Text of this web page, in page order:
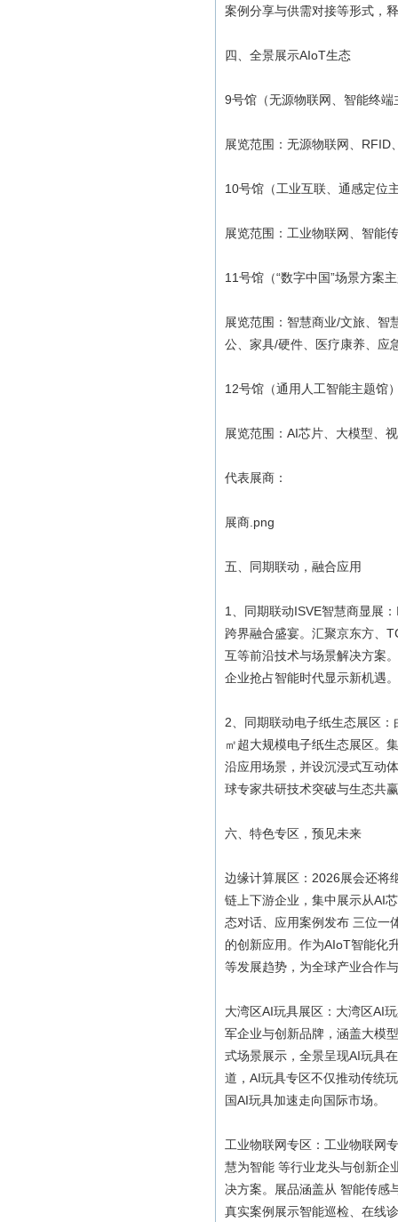
案例分享与供需对接等形式，
四、全景展示AIoT生态
9号馆（无源物联网、智能终端
展览范围：无源物联网、RFID
10号馆（工业互联、通感定位
展览范围：工业物联网、智能
11号馆（“数字中国”场景方案
展览范围：智慧商业/文旅、智
公、家具/硬件、医疗康养、应
12号馆（通用人工智能主题馆
展览范围：AI芯片、大模型、
代表展商：
展商.png
五、同期联动，融合应用
1、同期联动ISVE智慧商显展
跨界融合盛宴。汇聚京东方、
互等前沿技术与场景解决方案
企业抢占智能时代显示新机遇。
2、同期联动电子纸生态展区
㎡超大规模电子纸生态展区。
沿应用场景，并设沉浸式互动
球专家共研技术突破与生态共
六、特色专区，预见未来
边缘计算展区：2026展会还将
链上下游企业，集中展示从AI
态对话、应用案例发布 三位一
的创新应用。作为AIoT智能化
等发展趋势，为全球产业合作
大湾区AI玩具展区：大湾区AI
军企业与创新品牌，涵盖大模
式场景展示，全景呈现AI玩具
道，AI玩具专区不仅推动传统
国AI玩具加速走向国际市场。
工业物联网专区：工业物联网
慧为智能 等行业龙头与创新企
决方案。展品涵盖从 智能传感
真实案例展示智能巡检、在线